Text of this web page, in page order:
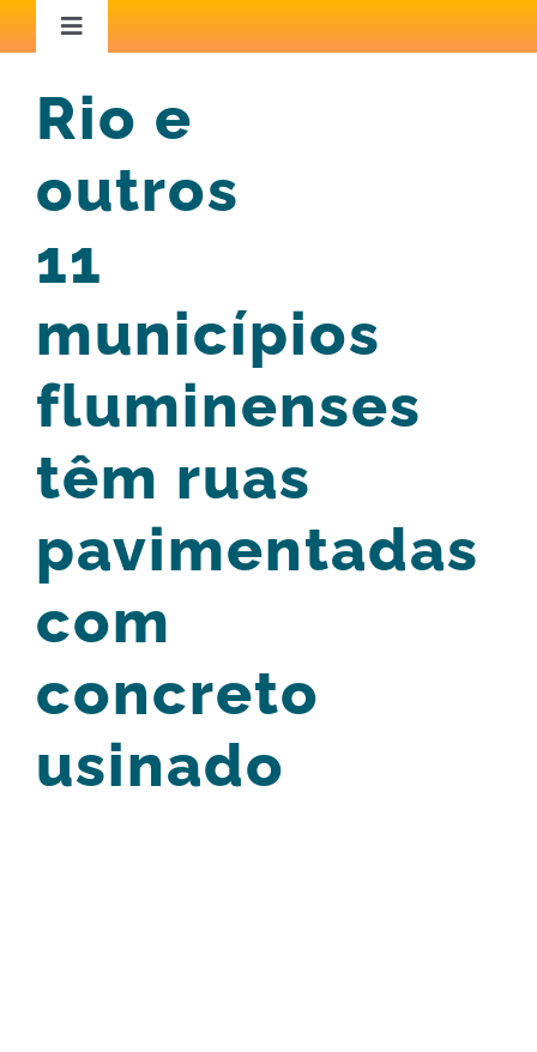
Toggle
Iniciativas Inspiradoras
Conteúdo Técnico
Blog
Rio e
outros
11
municípios
fluminenses
têm ruas
pavimentadas
com
concreto
usinado